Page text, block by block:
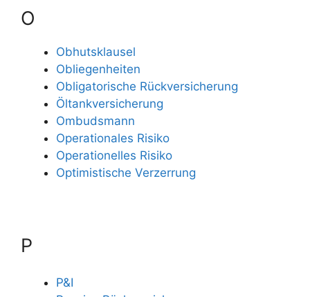
O
Obhutsklausel
Obliegenheiten
Obligatorische Rückversicherung
Öltankversicherung
Ombudsmann
Operationales Risiko
Operationelles Risiko
Optimistische Verzerrung
P
P&I